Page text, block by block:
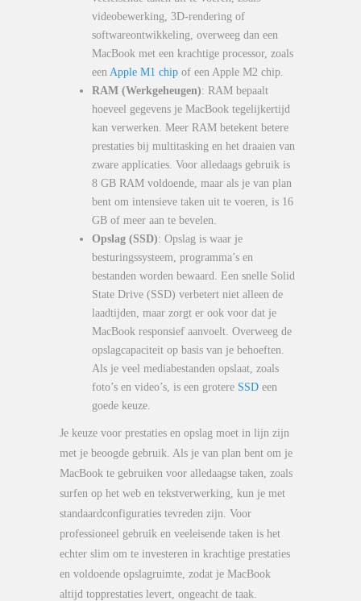
videobewerking, 3D-rendering of
softwareontwikkeling, overweeg dan een
MacBook met een krachtige processor, zoals
een Apple M1 chip of een Apple M2 chip.
RAM (Werkgeheugen): RAM bepaalt
hoeveel gegevens je MacBook tegelijkertijd
kan verwerken. Meer RAM betekent betere
prestaties bij multitasking en het draaien van
zware applicaties. Voor alledaags gebruik is
8 GB RAM voldoende, maar als je van plan
bent om intensieve taken uit te voeren, is 16
GB of meer aan te bevelen.
Opslag (SSD): Opslag is waar je
besturingssysteem, programma’s en
bestanden worden bewaard. Een snelle Solid
State Drive (SSD) verbetert niet alleen de
laadtijden, maar zorgt er ook voor dat je
MacBook responsief aanvoelt. Overweeg de
opslagcapaciteit op basis van je behoeften.
Als je veel mediabestanden opslaat, zoals
foto’s en video’s, is een grotere SSD een
goede keuze.
Je keuze voor prestaties en opslag moet in lijn zijn
met je beoogde gebruik. Als je van plan bent om je
MacBook te gebruiken voor alledaagse taken, zoals
surfen op het web en tekstverwerking, kun je met
standaardconfiguraties tevreden zijn. Voor
professioneel gebruik en veeleisende taken is het
echter slim om te investeren in krachtige prestaties
en voldoende opslagruimte, zodat je MacBook
altijd topprestaties levert, ongeacht de taak.